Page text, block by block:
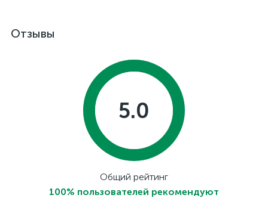
Отзывы
5.0
Общий рейтинг
100% пользователей рекомендуют